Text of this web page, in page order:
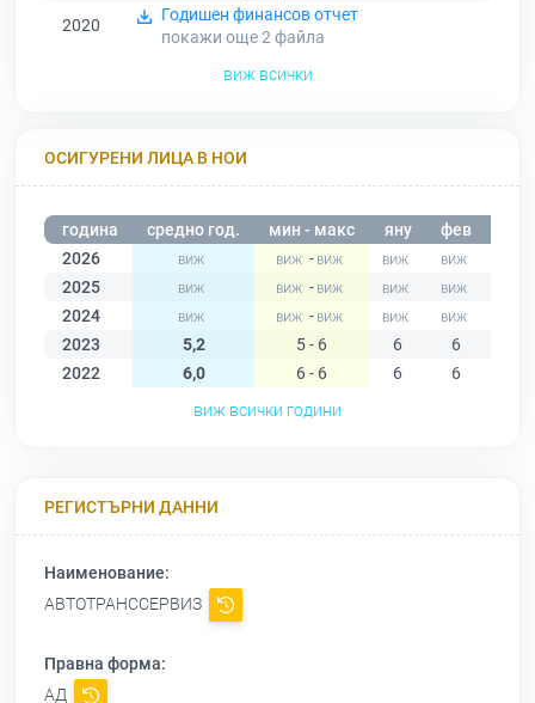
2020
Годишен финансов отчет
покажи още 2файла
виж всички
ОСИГУРЕНИ ЛИЦА В НОИ
година средно год. мин - макс яну фев
2026
-
2025
-
2024
-
2023
5,2 5 - 6 6 6
2022
6,0 6 - 6 6 6
виж всички години
РЕГИСТЪРНИ ДАННИ
Наименование:
АВТОТРАНССЕРВИЗ
Правна форма:
АД